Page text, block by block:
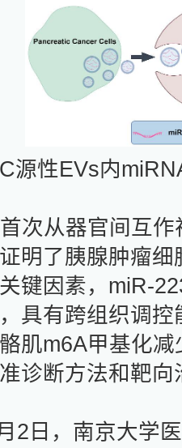
源性EVs内
次从器官间互
明了胰腺肿瘤
键因素， miR-
具有跨组织调
肌m6A甲基化
诊断方法和靶
2 日，南京大学